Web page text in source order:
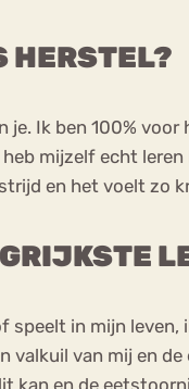
HERSTEL?
je. Ik ben 100%
mijzelf echt
en het voelt zo
speelt in mijn
valkuil van mij en
kan en de